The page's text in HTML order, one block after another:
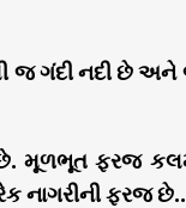
જ ગંદી નદી છે
છે. મૂળભૂત ફરજ
નાગરીની ફરજ